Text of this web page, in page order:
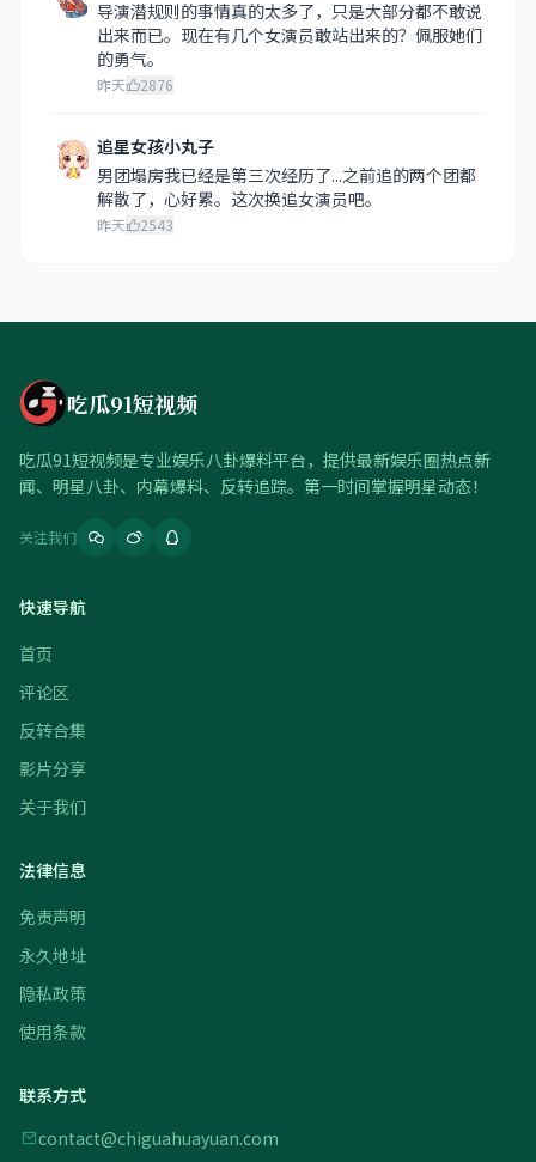
导演潜规则的事情真的太多了，只是大部分都不敢说
出来而已。现在有几个女演员敢站出来的？佩服她们
的勇气。
昨天 2876
追星女孩小丸子
男团塌房我已经是第三次经历了...之前追的两个团都
解散了，心好累。这次换追女演员吧。
昨天 2543
吃瓜91短视频
吃瓜91短视频是专业娱乐八卦爆料平台，提供最新娱乐圈热点新
闻、明星八卦、内幕爆料、反转追踪。第一时间掌握明星动态！
关注我们
快速导航
首页
评论区
反转合集
影片分享
关于我们
法律信息
免责声明
永久地址
隐私政策
使用条款
联系方式
contact@chiguahuayuan.com